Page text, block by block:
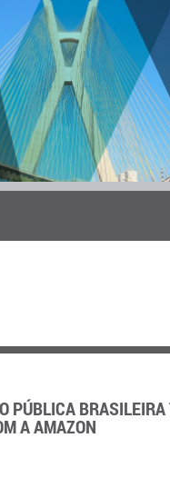
PÚBLICA BRASILEIRA
A AMAZON